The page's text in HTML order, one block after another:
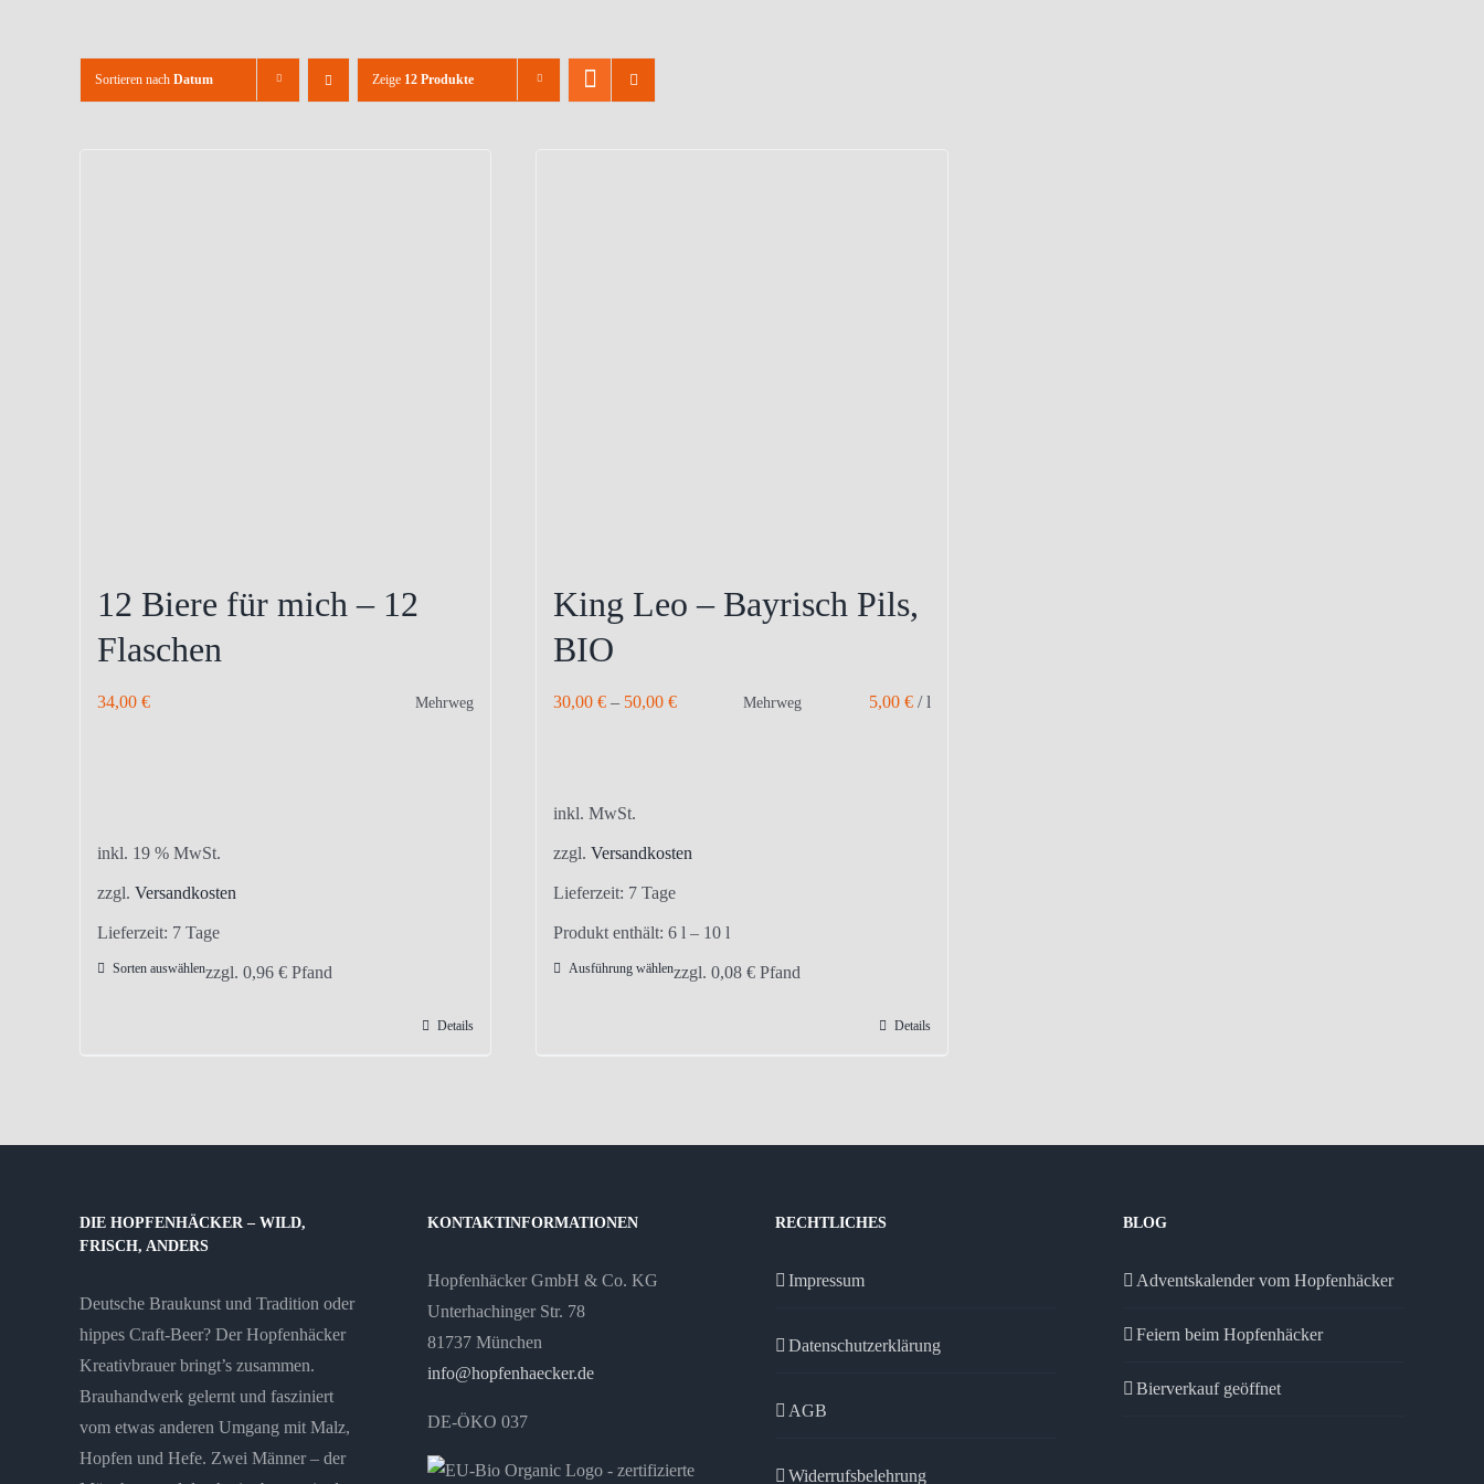
Sortieren nach Datum Zeige 12 Produkte
12 Biere für mich – 12
Flaschen
34,00 € Mehrweg
inkl. 19 % MwSt.
zzgl. Versandkosten
Lieferzeit: 7 Tage
Sorten auswählenzzgl. 0,96 € Pfand
Details
King Leo – Bayrisch Pils,
BIO
30,00€ – 50,00€ Mehrweg 5,00 €/l
inkl. MwSt.
zzgl.Versandkosten
Lieferzeit: 7 Tage
Produkt enthält: 6l – 10l
Ausführung wählenDieses
zzgl.0,08€ Pfand
Details
DIE HOPFENHÄCKER – WILD,
FRISCH, ANDERS
Deutsche Braukunst und Tradition oder
hippes Craft-Beer? Der Hopfenhäcker
Kreativbrauer bringt’s zusammen.
Brauhandwerk gelernt und fasziniert
vom etwas anderen Umgang mit Malz,
Hopfen und Hefe. Zwei Männer – der
KONTAKTINFORMATIONEN
Hopfenhäcker GmbH & Co. KG
Unterhachinger Str. 78
81737 München
info@hopfenhaecker.de
DE-ÖKO 037
RECHTLICHES
Impressum
Datenschutzerklärung
AGB
Widerrufsbelehrung
BLOG
Adventskalender vom Hopfenhäcker
Feiern beim Hopfenhäcker
Bierverkauf geöffnet